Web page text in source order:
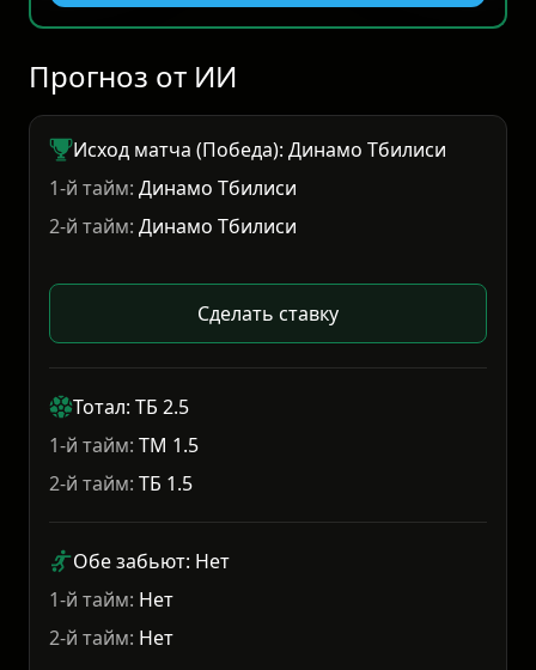
Прогноз от ИИ
Исход матча (Победа): Динамо Тбилиси
1-й тайм: Динамо Тбилиси
2-й тайм: Динамо Тбилиси
Сделать ставку
Тотал: ТБ 2.5
1-й тайм: ТМ 1.5
2-й тайм: ТБ 1.5
Обе забьют: Нет
1-й тайм: Нет
2-й тайм: Нет